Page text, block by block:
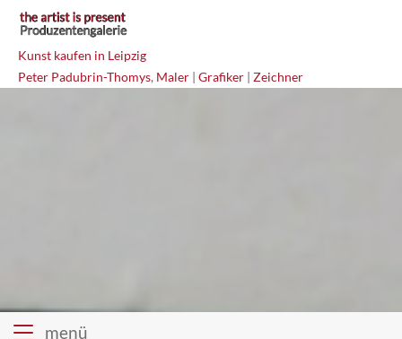
Kunst kaufen in Leipzig
Peter Padubrin-Thomys, Maler | Grafiker | Zeichner
menü